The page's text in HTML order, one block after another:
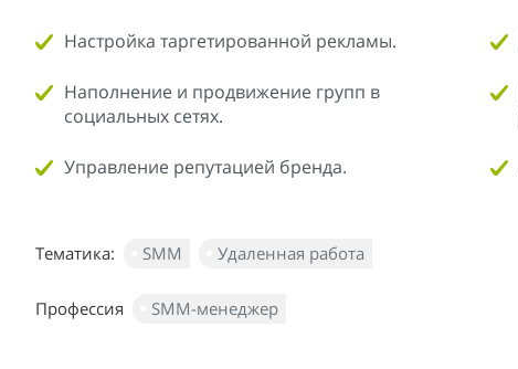
Настройка таргетированной рекламы.
Наполнение и продвижение групп в
социальных сетях.
Управление репутацией бренда.
Тематика: SMM Удаленная работа
Профессия SMM-менеджер